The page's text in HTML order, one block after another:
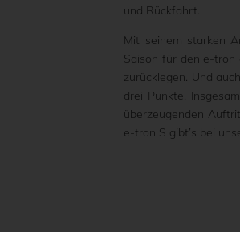
und Rückfahrt.
Mit seinem starken
Saison für den e-tron
zurücklegen. Und
drei Punkte.
überzeugenden
e-tron S gibt’s bei